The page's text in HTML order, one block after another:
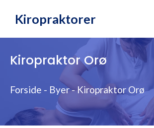
Kiropraktorer
Kiropraktor Orø
Forside - Byer-Kiropraktor Orø